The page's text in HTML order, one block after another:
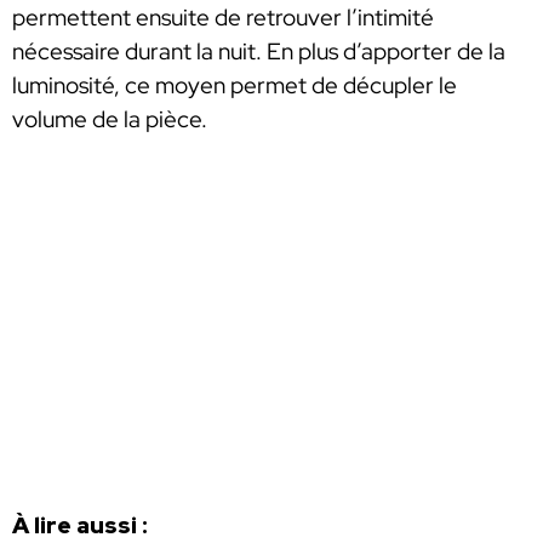
permettent ensuite de retrouver l’intimité
nécessaire durant la nuit. En plus d’apporter de la
luminosité, ce moyen permet de décupler le
volume de la pièce.
À lire aussi :